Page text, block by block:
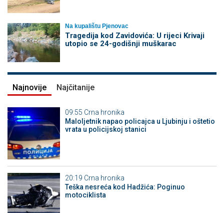
Na kupalištu Pjenovac
Tragedija kod Zavidovića: U rijeci Krivaji
utopio se 24-godišnji muškarac
Najnovije Najčitanije
09:55 Crna hronika
Maloljetnik napao policajca u Ljubinju i oštetio
vrata u policijskoj stanici
20:19 Crna hronika
Teška nesreća kod Hadžića: Poginuo
motociklista